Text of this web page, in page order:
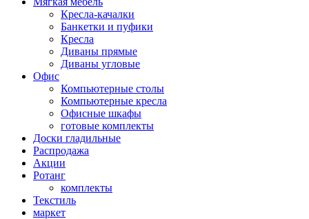
Кресла-качалки
Банкетки и пуфики
Кресла
Диваны прямые
Диваны угловые
Офис
Компьютерные столы
Компьютерные кресла
Офисные шкафы
готовые комплекты
Доски гладильные
Распродажа
Акции
Ротанг
комплекты
Текстиль
маркет